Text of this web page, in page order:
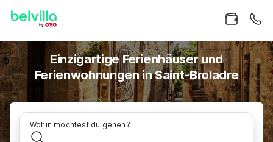
Einzigartige Ferienhäuser und
Ferienwohnungen in Saint-Broladre
Wohin möchtest du gehen?